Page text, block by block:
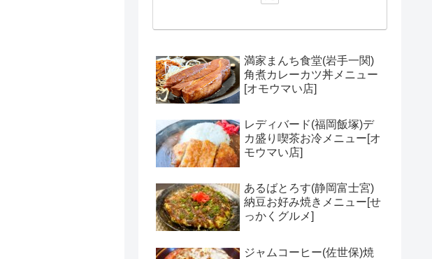
満家まんち食堂(岩手一関)
角煮カレーカツ丼メニュー
[オモウマい店]
レディバード(福岡飯塚)デ
カ盛り喫茶お冷メニュー[オ
モウマい店]
あるばとろす(静岡富士宮)
納豆お好み焼きメニュー[せ
っかくグルメ]
ジャムコーヒー(佐世保)焼